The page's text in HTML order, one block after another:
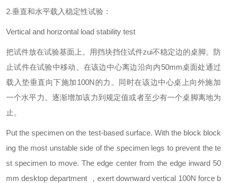
2.垂直和水平载入稳定性试验：
Vertical and horizontal load stability test
把试件放在试验基面上。用挡块挡住试件zui不稳定边的桌脚。防
止试件在试验中移动。在该边中心离边沿向内50mm桌面处通过
载入垫垂直向下施加100N的力。同时在该边中心桌上向外施加
一个水平力。逐渐增加该力到规定值或者至少有一个桌脚离地为
止。
Put the specimen on the test-based surface. With the block block
ing the most unstable side of the specimen legs to prevent the te
st specimen to move. The edge center from the edge inward 50
mm desktop department ，exert downward vertical 100N force b